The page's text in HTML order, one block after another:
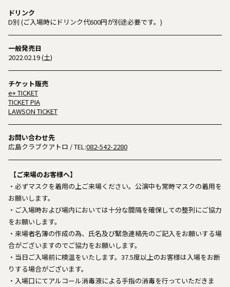
ドリンク
D別 (ご入場時にドリンク代600円が別途必要です。)
一般発売日
2022.02.19 (土)
チケット販売
e+ TICKET
TICKET PIA
LAWSON TICKET
お問い合わせ先
広島クラブクアトロ / TEL:082-542-2280
【ご来場のお客様へ】
・必ずマスクを着用の上ご来場ください。公演中も常時マスクの着用を
お願いします。
・ご入場時および場内においては十分な間隔を確保しての整列にご協力
をお願いします。
・来場者名簿の作成の為、氏名及び緊急連絡先のご記入をお願いする場
合がございますのでご協力をお願いします。
・当日ご入場前に検温をいたします。37.5度以上のお客様は入場をお断
りする場合がございます。
・入場口にてアルコール消毒液による手指の消毒を行っていただきま